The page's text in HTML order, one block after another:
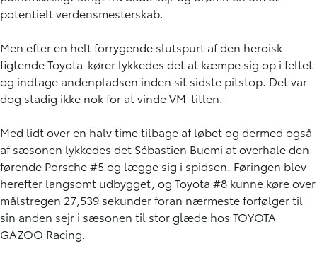
potentielt verdensmesterskab.
Men efter en helt forrygende slutspurt af den heroisk
figtende Toyota-kører lykkedes det at kæmpe sig op i feltet
og indtage andenpladsen inden sit sidste pitstop. Det var
dog stadig ikke nok for at vinde VM-titlen.
Med lidt over en halv time tilbage af løbet og dermed også
af sæsonen lykkedes det Sébastien Buemi at overhale den
førende Porsche #5 og lægge sig i spidsen. Føringen blev
herefter langsomt udbygget, og Toyota #8 kunne køre over
målstregen 27,539 sekunder foran nærmeste forfølger til
sin anden sejr i sæsonen til stor glæde hos TOYOTA
GAZOO Racing.